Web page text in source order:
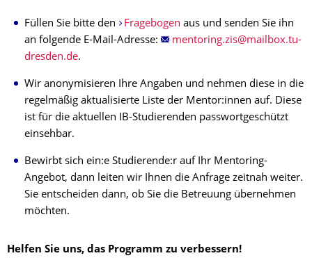
Füllen Sie bitte den Fragebogen aus und senden Sie ihn
an folgende E-Mail-Adresse:
.
Wir anonymisieren Ihre Angaben und nehmen diese in die
regelmäßig aktualisierte Liste der Mentor:innen auf. Diese
ist für die aktuellen IB-Studierenden passwortgeschützt
einsehbar.
Bewirbt sich ein:e Studierende:r auf Ihr Mentoring-
Angebot, dann leiten wir Ihnen die Anfrage zeitnah weiter.
Sie entscheiden dann, ob Sie die Betreuung übernehmen
möchten.
Helfen Sie uns, das Programm zu verbessern!